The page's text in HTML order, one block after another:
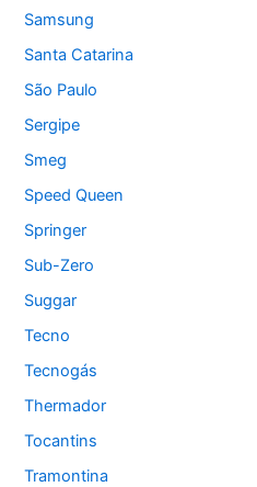
Samsung
Santa Catarina
São Paulo
Sergipe
Smeg
Speed Queen
Springer
Sub-Zero
Suggar
Tecno
Tecnogás
Thermador
Tocantins
Tramontina